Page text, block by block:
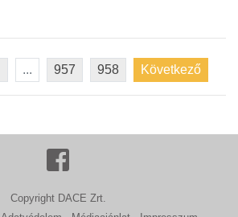
... 957 958 Következő
Copyright DACE Zrt.